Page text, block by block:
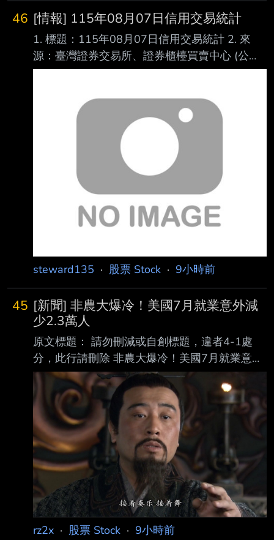
時間： 2026-08-07 14:50 記者署名： 鉅亨網
編譯陳韋廷 原文內容： 外媒最新報導指出，儘
管業界對近期槓桿類產品波動存在擔憂，韓國交
易所 (KRX) 仍將於 9 月 14 日正式開啟 ETF 盤
資管機構示警，無
46 [情報] 115年08月07日信用交易統計
1. 標題：115年08月07日信用交易統計 2. 來
源：臺灣證券交易所、證券櫃檯買賣中心 (公司
名、網站名) 3. 網址：https://reurl.cc/E2xlzv
內文： 115年08月07日信用交易統計 項目 買進
賣出 現金(券)償還 前日餘額 今日餘額 融資(交易
單位) 350,138 297,106 24,855 8,958,261
8,986,438 融券(交易單位) 20,636 22,629
1,150 19
steward135 · 股票 Stock · 9小時前
45 [新聞] 非農大爆冷！美國7月就業意外減
少2.3萬人
原文標題： 請勿刪減或自創標題，違者4-1處
分，此行請刪除 非農大爆冷！美國7月就業意外
減少2.3萬人 美股指數期貨拉升 原文連結： 網
址超過一行，請用縮網址，連結不能點擊者板規
1-2-2 處分。
https://news.cnyes.com/news/id/6565335 發布
時間： 請勿張貼超過3天新聞 2026-08-07
20:40 記者署名： 鉅亨網編譯段智恆 原文內
容： 美國勞工統計局 (BLS) 周五 (7 日) 公布最
新非農就業數據顯示，7 月新增就業人數意 外減
少 2.3 萬人，遠低市
rz2x · 股票 Stock · 9小時前